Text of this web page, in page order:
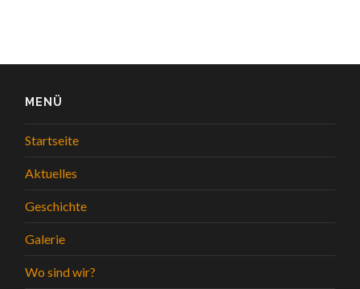
MENÜ
Startseite
Aktuelles
Geschichte
Galerie
Wo sind wir?